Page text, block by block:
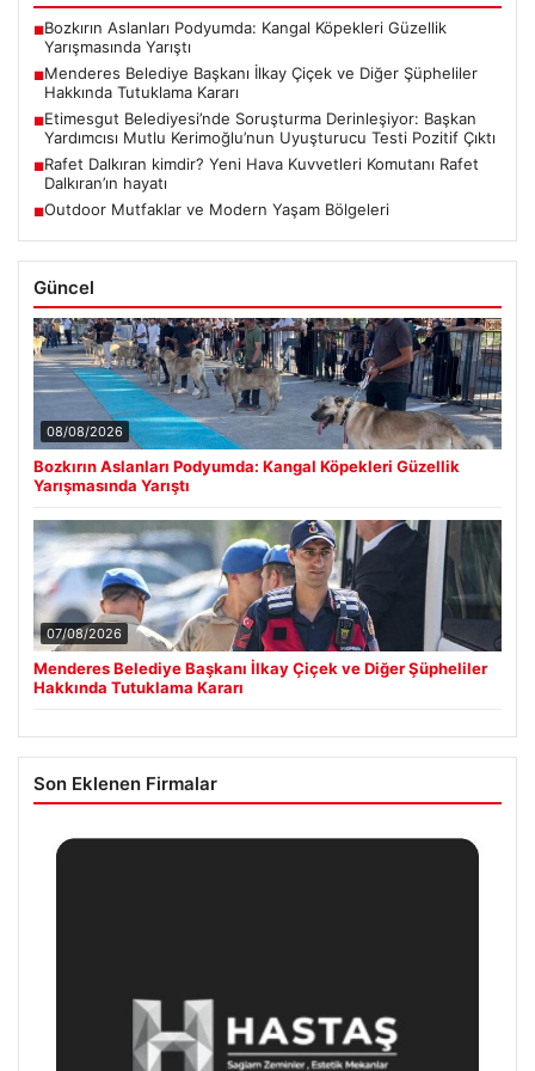
■Bozkırın Aslanları Podyumda: Kangal Köpekleri Güzellik
Yarışmasında Yarıştı
■Menderes Belediye Başkanı İlkay Çiçek ve Diğer Şüpheliler
Hakkında Tutuklama Kararı
■Etimesgut Belediyesi’nde Soruşturma Derinleşiyor: Başkan
Yardımcısı Mutlu Kerimoğlu’nun Uyuşturucu Testi Pozitif Çıktı
■Rafet Dalkıran kimdir? Yeni Hava Kuvvetleri Komutanı Rafet
Dalkıran’ın hayatı
■Outdoor Mutfaklar ve Modern Yaşam Bölgeleri
Güncel
08/08/2026
Bozkırın Aslanları Podyumda: Kangal Köpekleri Güzellik
Yarışmasında Yarıştı
07/08/2026
Menderes Belediye Başkanı İlkay Çiçek ve Diğer Şüpheliler
Hakkında Tutuklama Kararı
Son Eklenen Firmalar